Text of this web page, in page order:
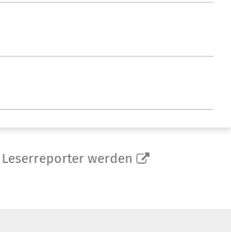
Leserreporter werden